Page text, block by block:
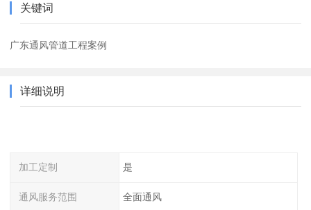
关键词
广东通风管道工程案例
详细说明
加工定制 是
通风服务范围 全面通风